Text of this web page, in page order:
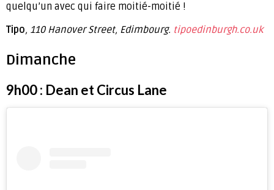
quelqu’un avec qui faire moitié-moitié !
Tipo, 110 Hanover Street, Edimbourg. tipoedinburgh.co.uk
Dimanche
9h00 : Dean et Circus Lane